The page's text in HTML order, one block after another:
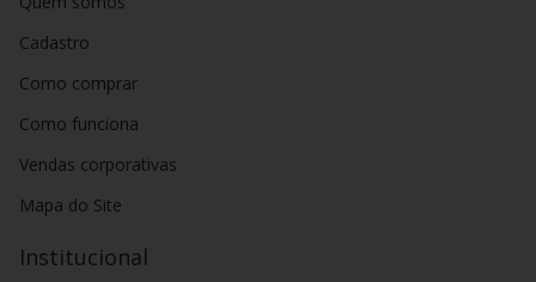
Cadastro
Como comprar
Como funciona
Vendas corporativas
Mapa do Site
Institucional